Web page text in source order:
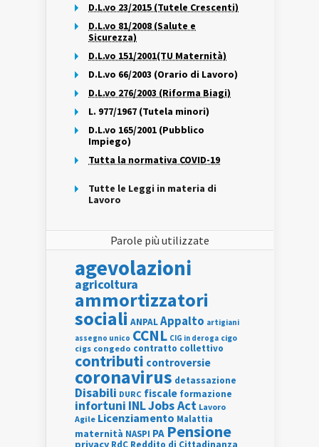
D.L.vo 23/2015 (Tutele Crescenti)
D.L.vo 81/2008 (Salute e
Sicurezza)
D.L.vo 151/2001(TU Maternità)
D.L.vo 66/2003 (Orario di Lavoro)
D.L.vo 276/2003 (Riforma Biagi)
L. 977/1967 (Tutela minori)
D.L.vo 165/2001 (Pubblico
Impiego)
Tutta la normativa COVID-19
Tutte le Leggi in materia di
Lavoro
Parole più utilizzate
agevolazioni
agricoltura
ammortizzatori
sociali ANPALAppalto artigiani
assegno unico CCNL CIG in deroga cigo
cigs congedo contratto collettivo
contributi controversie
coronavirus detassazione
Disabili DURC fiscale formazione
infortuni INLJobs Act Lavoro
Agile Licenziamento Malattia
maternità NASPI PA Pensione
privacy RdC Reddito di Cittadinanza